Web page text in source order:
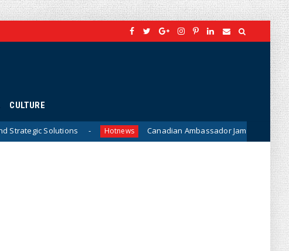
CULTURE
Hotnews Canadian Ambassador James Nickel Meets General Phan